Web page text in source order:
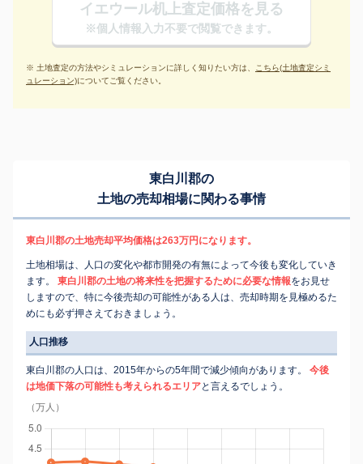
イエウール机上査定価格を見る
※個人情報入力不要で閲覧できます。
※ 土地査定の方法やシミュレーションに詳しく知りたい方は、 こちら(土地査定シミ
ュレーション)についてご覧ください。
東白川郡の
土地の売却相場に関わる事情
東白川郡の土地売却平均価格は263万円になります。
土地相場は、人口の変化や都市開発の有無によって今後も変化していき
ます。
東白川郡の土地の将来性を把握するために必要な情報をお見せ
しますので、特に今後売却の可能性がある人は、売却時期を見極めるた
めにも必ず押さえておきましょう。
人口推移
東白川郡の人口は、2015年からの5年間で減少傾向があります。
今後
は地価下落の可能性も考えられるエリアと言えるでしょう。
（万人）